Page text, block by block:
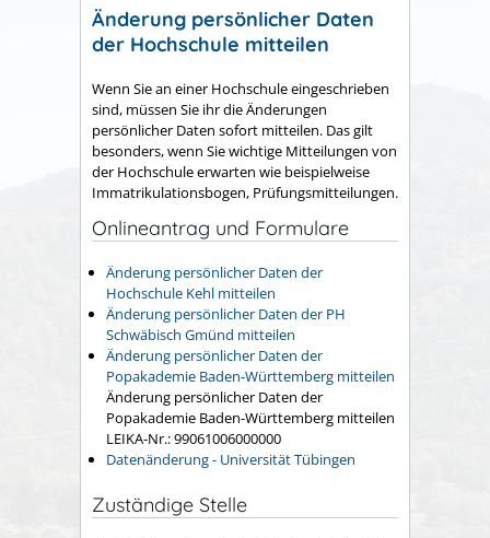
Änderung persönlicher Daten
der Hochschule mitteilen
Wenn Sie an einer Hochschule eingeschrieben
sind, müssen Sie ihr die Änderungen
persönlicher Daten sofort mitteilen. Das gilt
besonders, wenn Sie wichtige Mitteilungen von
der Hochschule erwarten wie beispielweise
Immatrikulationsbogen, Prüfungsmitteilungen.
Onlineantrag und Formulare
Änderung persönlicher Daten der
Hochschule Kehl mitteilen
Änderung persönlicher Daten der PH
Schwäbisch Gmünd mitteilen
Änderung persönlicher Daten der
Popakademie Baden-Württemberg mitteilen
Änderung persönlicher Daten der
Popakademie Baden-Württemberg mitteilen
LEIKA-Nr.: 99061006000000
Datenänderung - Universität Tübingen
Zuständige Stelle